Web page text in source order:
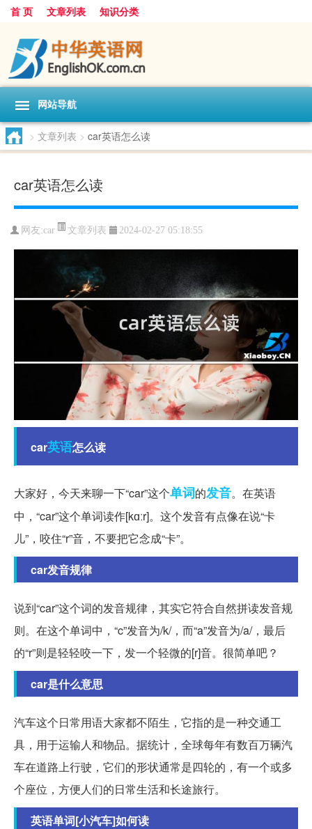
首 页 文章列表 知识分类
网站导航
> 文章列表 > car英语怎么读
car英语怎么读
网友:car 文章列表 2024-02-27 05:18:55
car英语怎么读
大家好，今天来聊一下“car”这个单词的发音。在英语
中，“car”这个单词读作[kɑːr]。这个发音有点像在说“卡
儿”，咬住“r”音，不要把它念成“卡”。
car发音规律
说到“car”这个词的发音规律，其实它符合自然拼读发音规
则。在这个单词中，“c”发音为/k/，而“a”发音为/a/，最后
的“r”则是轻轻咬一下，发一个轻微的[r]音。很简单吧？
car是什么意思
汽车这个日常用语大家都不陌生，它指的是一种交通工
具，用于运输人和物品。据统计，全球每年有数百万辆汽
车在道路上行驶，它们的形状通常是四轮的，有一个或多
个座位，方便人们的日常生活和长途旅行。
英语单词[小汽车]如何读